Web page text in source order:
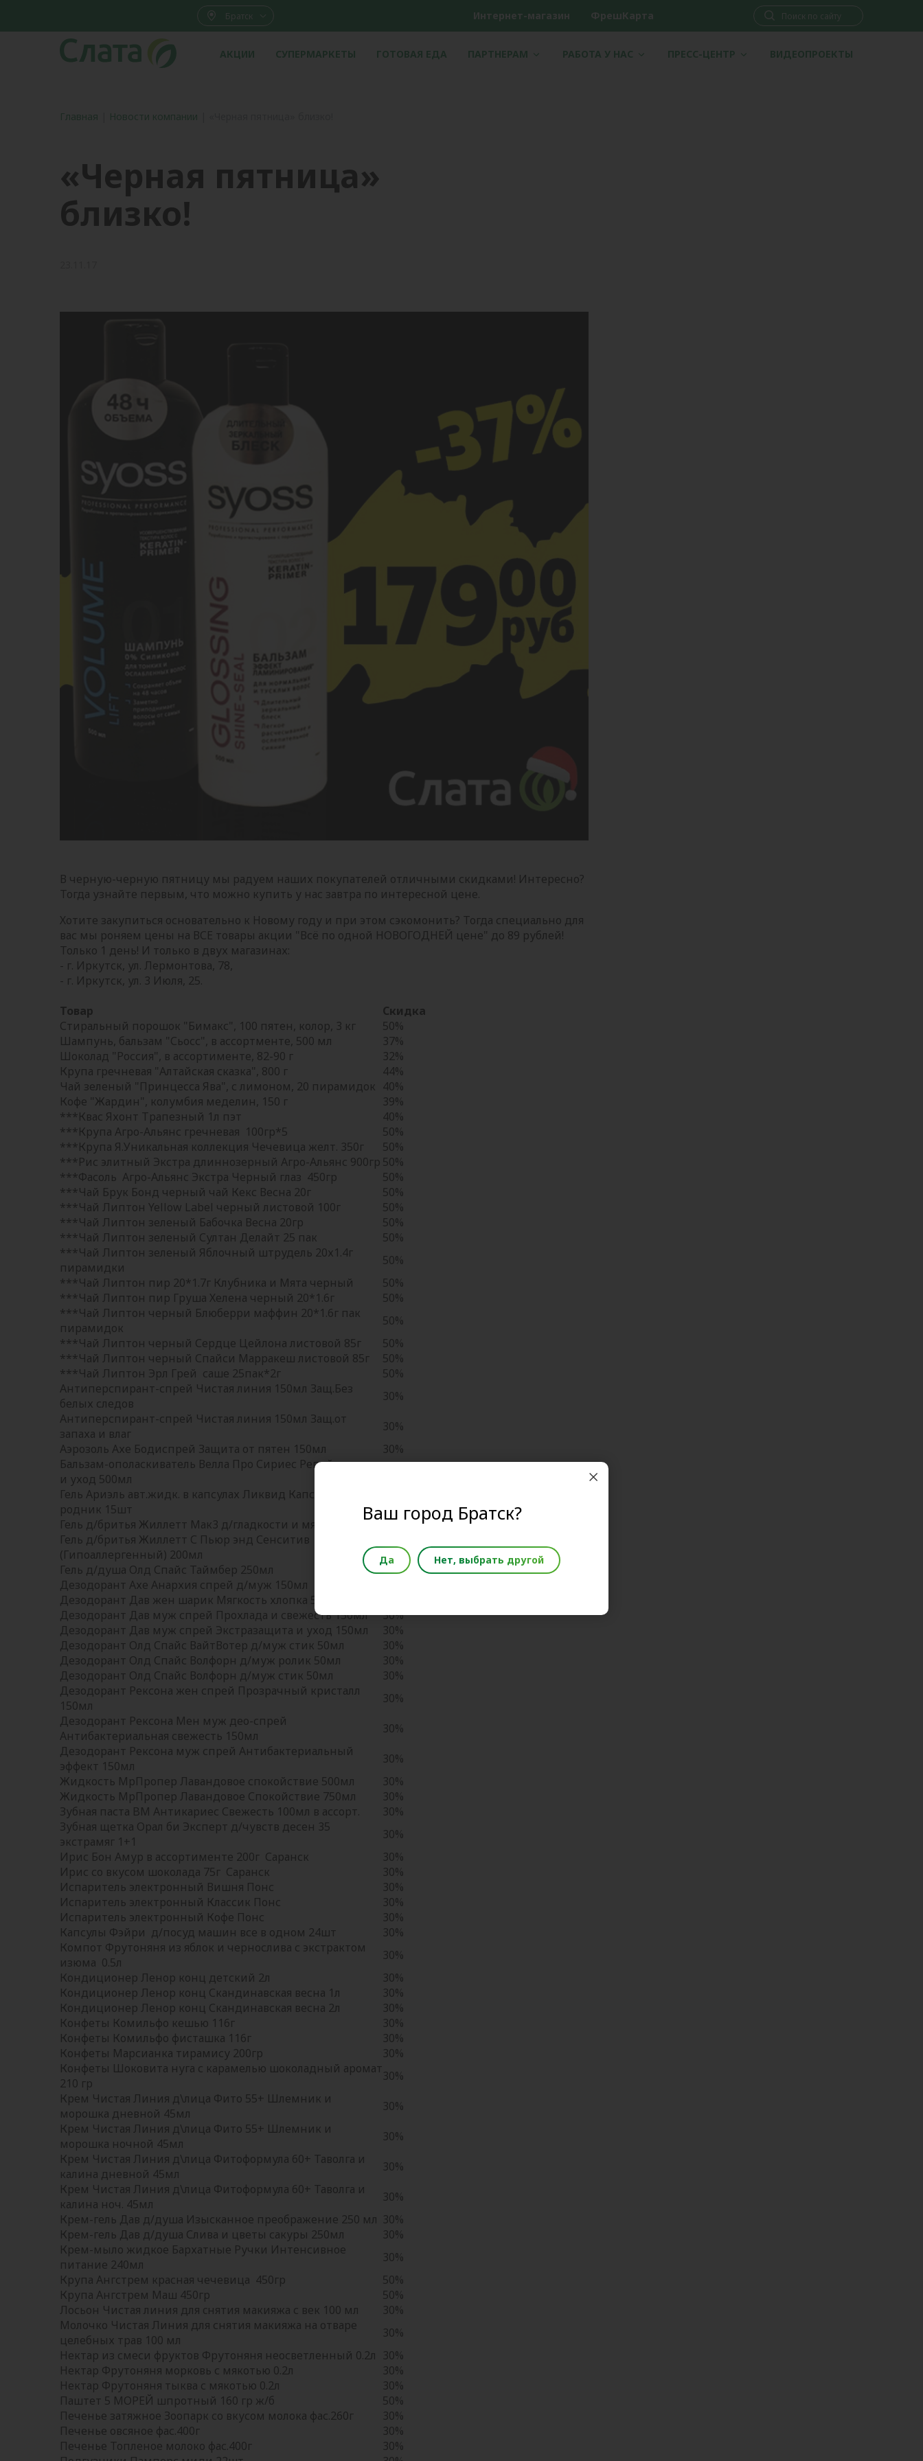
Братск Интернет-магазин ФрешКарта
АКЦИИ СУПЕРМАРКЕТЫ ГОТОВАЯ ЕДА ПАРТНЕРАМ РАБОТА У НАС ПРЕСС-ЦЕНТР ВИДЕОПРОЕКТЫ
Главная Новости компании
«Черная пятница»
близко!
В черную-черную пятницу мы радуем наших покупателей отличными скидками! Интересно?
Тогда узнайте первым, что можно купить у нас завтра по интересной цене.
Хотите закупиться основательно к Новому году и при этом сэкомонить? Тогда специально для
вас мы роняем цены на ВСЕ товары акции "Всё по одной НОВОГОДНЕЙ цене" до 89 рублей!
Только 1 день! И только в двух магазинах:
- г. Иркутск, ул. Лермонтова, 78,
- г. Иркутск, ул. 3 Июля, 25.
Товар
Скидка
Стиральный порошок "Бимакс", 100 пятен, колор, 3 кг
50%
Шампунь, бальзам "Сьосс", в ассортменте, 500 мл
37%
Шоколад "Россия", в ассортименте, 82-90 г
32%
Крупа гречневая "Алтайская сказка", 800 г
44%
Чай зеленый "Принцесса Ява", с лимоном, 20 пирамидок 40%
Кофе "Жардин", колумбия меделин, 150 г
39%
***Квас Яхонт Трапезный 1л пэт
40%
***Крупа Агро-Альянс гречневая 100гр*5
50%
***Крупа Я.Уникальная коллекция Чечевица желт. 350г
50%
***Рис элитный Экстра длиннозерный Агро-Альянс 900гр 50%
***Фасоль Агро-Альянс Экстра Черный глаз 450гр
50%
***Чай Брук Бонд черный чай Кекс Весна 20г
50%
***Чай Липтон Yellow Label черный листовой 100г
50%
***Чай Липтон зеленый Бабочка Весна 20гр
50%
***Чай Липтон зеленый Султан Делайт 25 пак
50%
***Чай Липтон зеленый Яблочный штрудель 20х1.4г
пирамидки
50%
***Чай Липтон пир 20*1.7г Клубника и Мята черный
50%
***Чай Липтон пир Груша Хелена черный 20*1.6г
50%
***Чай Липтон черный Блюберри маффин 20*1.6г пак
пирамидок
50%
***Чай Липтон черный Сердце Цейлона листовой 85г
50%
***Чай Липтон черный Спайси Марракеш листовой 85г
50%
***Чай Липтон Эрл Грей саше 25пак*2г
50%
Антиперспирант-спрей Чистая линия 150мл Защ.Без
белых следов
30%
Антиперспирант-спрей Чистая линия 150мл Защ.от
запаха и влаг
30%
Аэрозоль Ахе Бодиспрей Защита от пятен 150мл
30%
Бальзам-ополаскиватель Велла Про Сириес Репейр восст
и уход 500мл
Гель Ариэль авт.жидк. в капсулах Ликвид Капсулс Горный
родник 15шт
Гель д/бритья Жиллетт Мак3 д/гладкости и мягк 200мл
30%
Гель д/бритья Жиллетт С Пьюр энд Сенситив
(Гипоаллергенный) 200мл
30%
Гель д/душа Олд Спайс Таймбер 250мл
30%
Дезодорант Ахе Анархия спрей д/муж 150мл
Дезодорант Дав жен шарик Мягкость хлопка 50мл
Дезодорант Дав муж спрей Прохлада и свежесть 150мл
30%
Дезодорант Дав муж спрей Экстразащита и уход 150мл
30%
Дезодорант Олд Спайс ВайтВотер д/муж стик 50мл
30%
Дезодорант Олд Спайс Волфорн д/муж ролик 50мл
30%
Дезодорант Олд Спайс Волфорн д/муж стик 50мл
30%
Дезодорант Рексона жен спрей Прозрачный кристалл
150мл
30%
Дезодорант Рексона Мен муж део-спрей
Антибактериальная свежесть 150мл
30%
Дезодорант Рексона муж спрей Антибактериальный
эффект 150мл
30%
Жидкость МрПропер Лавандовое спокойствие 500мл
30%
Жидкость МрПропер Лавандовое Спокойствие 750мл
30%
Зубная паста BM Антикариес Свежесть 100мл в ассорт.
30%
Зубная щетка Орал би Эксперт д/чувств десен 35
экстрамяг 1+1
30%
Ирис Бон Амур в ассортименте 200г Саранск
30%
Ирис со вкусом шоколада 75г Саранск
30%
Испаритель электронный Вишня Понс
30%
Испаритель электронный Классик Понс
30%
Испаритель электронный Кофе Понс
30%
Капсулы Фэйри д/посуд машин все в одном 24шт
30%
Компот Фрутоняня из яблок и чернослива с экстрактом
изюма 0.5л
30%
Кондиционер Ленор конц детский 2л
30%
Кондиционер Ленор конц Скандинавская весна 1л
30%
Кондиционер Ленор конц Скандинавская весна 2л
30%
Конфеты Комильфо кешью 116г
30%
Конфеты Комильфо фисташка 116г
30%
Конфеты Марсианка тирамису 200гр
30%
Конфеты Шоковита нуга с карамелью шоколадный аромат
210 гр
30%
Крем Чистая Линия д\лица Фито 55+ Шлемник и
морошка дневной 45мл
30%
Крем Чистая Линия д\лица Фито 55+ Шлемник и
морошка ночной 45мл
30%
Крем Чистая Линия д\лица Фитоформула 60+ Таволга и
калина дневной 45мл
30%
Крем Чистая Линия д\лица Фитоформула 60+ Таволга и
калина ноч. 45мл
30%
Крем-гель Дав д/душа Изысканное преображение 250 мл 30%
Крем-гель Дав д/душа Слива и цветы сакуры 250мл
30%
Крем-мыло жидкое Бархатные Ручки Интенсивное
питание 240мл
30%
Крупа Ангстрем красная чечевица 450гр
50%
Крупа Ангстрем Маш 450гр
50%
Лосьон Чистая линия для cнятия макияжа с век 100 мл
30%
Молочко Чистая Линия для снятия макияжа на отваре
целебных трав 100 мл
30%
Нектар из смеси фруктов Фрутоняня неосветленный 0.2л
30%
Нектар Фрутоняня морковь с мякотью 0.2л
30%
Нектар Фрутоняня тыква с мякотью 0.2л
30%
Паштет 5 МОРЕЙ шпротный 160 гр ж/б
50%
Печенье затяжное Зоопарк со вкусом молока фас.260г
30%
Печенье овсяное фас.400г
30%
Печенье Топленое молоко фас.400г
30%
Ваш город Братск?
Да Нет, выбрать другой